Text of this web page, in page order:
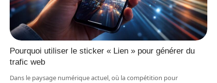
Pourquoi utiliser le sticker « Lien » pour générer du
trafic web
Dans le paysage numérique actuel, où la compétition pour